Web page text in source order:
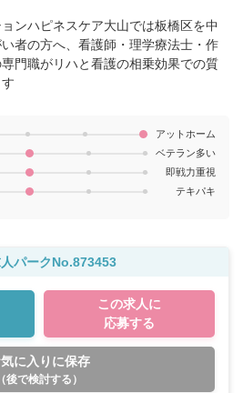
ンハピネスケア大山では板橋区を中
者の方へ、看護師・理学療法士・作
門職がリハと看護の相乗効果での質
アットホーム
ベテラン多い
即戦力重視
テキパキ
パークNo.873453
この求人に
応募する
に入りに保存
（後で検討する）